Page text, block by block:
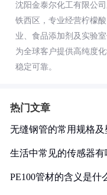
沈阳金泰尔化工有限公
铁西区，专业经营柠檬
业、食品添加剂及实验
为全球客户提供高纯度
稳定可靠。
热门文章
无缝钢管的常用规格及
生活中常见的传感器有
PE100管材的含义是什